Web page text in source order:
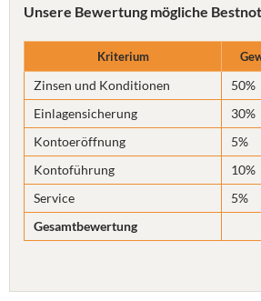
Unsere Bewertung mögliche
Kriterium
Zinsen und Konditionen 50%
Einlagensicherung
30%
Kontoeröffnung
5%
Kontoführung
10%
Service
5%
Gesamtbewertung